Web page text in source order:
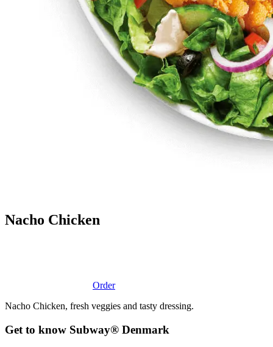
Nacho Chicken​​​​‌ ‍ ​‍​‍‌‍ ‌ ​‍‌‍‍‌‌‍‌ ‌‍‍‌‌‍ ‍​‍​‍​ ‍‍​‍​‍‌ ​ ‌‍​‌‌‍ ‍‌‍‍‌‌ ‌​‌ ‍‌​‍ ‍‌‍‍‌‌‍ ​‍​‍​‍ ​​‍​‍‌‍‍​‌ ​‍‌‍‌‌‌‍‌‍​‍​‍​ ‍‍​‍​‍‌‍‍​‌ ‌​‌ ‌​‌ ​​‌ ​ ​ ‍‍​‍ ​‍ ‌‍ ‍‌‍ ‌ ​‍‌‍‌​‌‍‍‌‌‍​ ​‍ ‌‌‍​‍‌‍‍‌‌ ‌​‌‍‌‌‌ ​ ​‍ ‌‌‍‌ ‌ ​‍‌‍ ‌ ‌‌‌ ​​​‍ ‌‌ ​ ‌ ‌​‌ ‌‌‌‍‌​‌‍‍‌‌‍ ​‍ ‍‌ ‌‍‌‍‌‌‌ ​‍‌‍​ ‌‍‌‌‌‍ ​​‍ ‍‌‍​‌‌ ​​‌ ​​​‍ ‌‍‍‌‌‍ ‍‌ ‌​‌‍‌‌‌‍ ‍‌ ‌​​‍ ‌‍‌‌‌‍‌​‌‍‍‌‌ ‌​​‍ ‌‍ ‌‌‍ ‌‍‌​‌‍‌‌​ ‌‌ ​​‌ ​‍‌‍‌‌‌ ​ ‌‍‌‌‌‍ ‍‌ ‌​‌‍​‌‌ ‌​‌‍‍‌‌‍ ‌‍ ‍​ ‍ ‌‍‍‌‌‍‌​​ ‌‌‍‌​​ ​‍​ ​‍‌‍​‌​ ‌ ​ ​‌​ ‌‌​ ‌‍​‍ ‌‌‍‌‌​ ‍‌‌‍‌‍​ ​​​‍ ‌​ ‌​​ ‌​​ ​‍​ ​​​‍ ‌​ ‍‌‌‍​ ‌‍‌‌‌‍‌​​‍ ‌‌‍‌‌‌‍‌‍​ ‌ ​ ​ ​ ‌ ​ ‌ ‌‍‌​‌‍‌‍‌‍​‌​ ​‍​ ‌ ​ ‌​​ ‍ ‌ ‌​‌ ‍‌‌ ​​‌‍‌‌​ ‌‌ ​​‌ ​‍‌‍ ‌‍‌​‌ ‌‌‌‍​ ‌ ‌​​ ‍ ‌ ​​‌‍​‌‌ ‌​‌‍‍​​ ‌‌‍ ‍‌‍​‌‌‍ ‌‌‍‌‌​‍‌‌​ ‌‌‌​​‍‌‌ ‌‍‍ ‌‍‌‌‌ ‍‌​‍‌‌​ ​ ‌​‌​​‍‌‌​ ​ ‌​‌​​‍‌‌​ ​‍​ ​‍‌‍‌‌‌‍ ‍​‍‌‌​ ​‍​ ​‍​‍‌‌​ ‌‌‌​‌​​‍ ‍‌ ‌‍‌‍​‌‌‍ ​‌ ‌‌‌‍‌‌​ ‌‍​‍‌‍​‌‌ ​ ‌‍‌‌‌‌‌‌‌ ​‍‌‍ ​​ ‌‌‍‍​‌ ‌​‌ ‌​‌ ​​‌ ​ ​‍‌‌​ ​ ‌​​‌​‍‌‌​ ​‍‌​‌‍​‍‌‌​ ​‍‌​‌‍‌‍ ‍‌‍ ‌ ​‍‌‍‌​‌‍‍‌‌‍​ ​‍ ‌‌‍​‍‌‍‍‌‌ ‌​‌‍‌‌‌ ​ ​‍ ‌‌‍‌ ‌ ​‍‌‍ ‌ ‌‌‌ ​​​‍ ‌‌ ​ ‌ ‌​‌ ‌‌‌‍‌​‌‍‍‌‌‍ ​‍ ‍‌ ‌‍‌‍‌‌‌ ​‍‌‍​ ‌‍‌‌‌‍ ​​‍ ‍‌‍​‌‌ ​​‌ ​​​‍‌‍‌‍‍‌‌‍‌​​ ‌‌‍‌​​ ​‍​ ​‍‌‍​‌​ ‌ ​ ​‌​ ‌‌​ ‌‍​‍ ‌‌‍‌‌​ ‍‌‌‍‌‍​ ​​​‍ ‌​ ‌​​ ‌​​ ​‍​ ​​​‍ ‌​ ‍‌‌‍​ ‌‍‌‌‌‍‌​​‍ ‌‌‍‌‌‌‍‌‍​ ‌ ​ ​ ​ ‌ ​ ‌ ‌‍‌​‌‍‌‍‌‍​‌​ ​‍​ ‌ ​ ‌​​‍‌‍‌ ‌​‌ ‍‌‌ ​​‌‍‌‌​ ‌‌ ​​‌ ​‍‌‍ ‌‍‌​‌ ‌‌‌‍​ ‌ ‌​​‍‌‍‌ ​​‌‍​‌‌ ‌​‌‍‍​​ ‌‌‍ ‍‌‍​‌‌‍ ‌‌‍‌‌​‍‌‌​ ‌‌‌​​‍‌‌ ‌‍‍ ‌‍‌‌‌ ‍‌​‍‌‌​ ​ ‌​‌​​‍‌‌​ ​ ‌​‌​​‍‌‌​ ​‍​ ​‍‌‍‌‌‌‍ ‍​‍‌‌​ ​‍​ ​‍​‍‌‌​ ‌‌‌​‌​​‍ ‍‌ ‌‍‌‍​‌‌‍ ​‌ ‌‌‌‍‌‌​‍‌‍‌ ​​‌‍‌‌‌ ​‍‌ ​ ‌ ​​‌‍‌‌‌‍​ ‌ ‌​‌‍‍‌‌ ‌‍‌‍‌‌​ ‌‌ ​​‌ ‌‌‌‍​‍‌‍ ​‌‍‍‌‌ ​ ‌‍‍​‌‍‌‌‌‍‌​​‍​‍‌ ‌
Order
Nacho Chicken, fresh veggies and tasty dressing.​​​​‌ ‍ ​‍​‍‌‍ ‌ ​‍‌‍‍‌‌‍‌ ‌‍‍‌‌‍ ‍​‍​‍​ ‍‍​‍​‍‌ ​ ‌‍​‌‌‍ ‍‌‍‍‌‌ ‌​‌ ‍‌​‍ ‍‌‍‍‌‌‍ ​‍​‍​‍ ​​‍​‍‌‍‍​‌ ​‍‌‍‌‌‌‍‌‍​‍​‍​ ‍‍​‍​‍‌‍‍​‌ ‌​‌ ‌​‌ ​​‌ ​ ​ ‍‍​‍ ​‍ ‌‍ ‍‌‍ ‌ ​‍‌‍‌​‌‍‍‌‌‍​ ​‍ ‌‌‍​‍‌‍‍‌‌ ‌​‌‍‌‌‌ ​ ​‍ ‌‌‍‌ ‌ ​‍‌‍ ‌ ‌‌‌ ​​​‍ ‌‌ ​ ‌ ‌​‌ ‌‌‌‍‌​‌‍‍‌‌‍ ​‍ ‍‌ ‌‍‌‍‌‌‌ ​‍‌‍​ ‌‍‌‌‌‍ ​​‍ ‍‌‍​‌‌ ​​‌ ​​​‍ ‌‍‍‌‌‍ ‍‌ ‌​‌‍‌‌‌‍ ‍‌ ‌​​‍ ‌‍‌‌‌‍‌​‌‍‍‌‌ ‌​​‍ ‌‍ ‌‌‍ ‌‍‌​‌‍‌‌​ ‌‌ ​​‌ ​‍‌‍‌‌‌ ​ ‌‍‌‌‌‍ ‍‌ ‌​‌‍​‌‌ ‌​‌‍‍‌‌‍ ‌‍ ‍​ ‍ ‌‍‍‌‌‍‌​​ ‌‌‍‌​​ ​‍​ ​‍‌‍​‌​ ‌ ​ ​‌​ ‌‌​ ‌‍​‍ ‌‌‍‌‌​ ‍‌‌‍‌‍​ ​​​‍ ‌​ ‌​​ ‌​​ ​‍​ ​​​‍ ‌​ ‍‌‌‍​ ‌‍‌‌‌‍‌​​‍ ‌‌‍‌‌‌‍‌‍​ ‌ ​ ​ ​ ‌ ​ ‌ ‌‍‌​‌‍‌‍‌‍​‌​ ​‍​ ‌ ​ ‌​​ ‍ ‌ ‌​‌ ‍‌‌ ​​‌‍‌‌​ ‌‌ ​​‌ ​‍‌‍ ‌‍‌​‌ ‌‌‌‍​ ‌ ‌​​ ‍ ‌ ​​‌‍​‌‌ ‌​‌‍‍​​ ‌‌‍‌​‌‍‌‌‌ ​ ‌‍​ ‌ ​‍‌‍‍‌‌ ​​‌ ‌​‌‍‍‌‌‍ ‌‍ ‍​‍‌‌​ ‌‌‌​​‍‌‌ ‌‍‍ ‌‍‌‌‌ ‍‌​‍‌‌​ ​ ‌​‌​​‍‌‌​ ​ ‌​‌​​‍‌‌​ ​‍​ ​‍‌‍‌‌‌‍ ‍​‍‌‌​ ​‍​ ​‍​‍‌‌​ ‌‌‌​‌​​‍ ‍‌ ‌‍‌‍​‌‌‍ ​‌ ‌‌‌‍‌‌​‍ ‍‌ ‌‍‌‍​‌‌‍ ​‌ ‌‌‌‍‌‌​‍‌‌​ ‌‌‌​​‍‌‌ ‌‍‍ ‌‍‌‌‌ ‍‌​‍‌‌​ ​ ‌​‌​​‍‌‌​ ​ ‌​‌​​‍‌‌​ ​‍​ ​‍‌‍‌‌​ ‍‌‌‍​‍‌‍‌​​ ​‌​ ​ ​ ​‍​ ‍‌​ ‍​​ ​‍​ ‌ ​ ‌‍​‍‌‌​ ​‍​ ​‍​‍‌‌​ ‌‌‌​‌​​‍ ‍‌‍​ ‌‍‍​‌‍‍‌‌‍ ​‌‍‌​‌ ​‍‌‍‌‌‌‍ ‍​‍‌‌​ ‌‌‌​​‍‌‌ ‌‍‍ ‌‍‌‌‌ ‍‌​‍‌‌​ ​ ‌​‌​​‍‌‌​ ​ ‌​‌​​‍‌‌​ ​‍​ ​‍‌‍​ ​ ‌​‌‍‌‍‌‍‌‍‌‍‌‌​ ​​​ ​‌​ ‍​‌‍‌‍​ ‌‍​ ​​​ ​‍​‍‌‌​ ​‍​ ​‍​‍‌‌​ ‌‌‌​‌​​‍ ‍‌ ‌​‌‍‌‌‌ ‍​‌ ‌​​ ‌‍​‍‌‍​‌‌ ​ ‌‍‌‌‌‌‌‌‌ ​‍‌‍ ​​ ‌‌‍‍​‌ ‌​‌ ‌​‌ ​​‌ ​ ​‍‌‌​ ​ ‌​​‌​‍‌‌​ ​‍‌​‌‍​‍‌‌​ ​‍‌​‌‍‌‍ ‍‌‍ ‌ ​‍‌‍‌​‌‍‍‌‌‍​ ​‍ ‌‌‍​‍‌‍‍‌‌ ‌​‌‍‌‌‌ ​ ​‍ ‌‌‍‌ ‌ ​‍‌‍ ‌ ‌‌‌ ​​​‍ ‌‌ ​ ‌ ‌​‌ ‌‌‌‍‌​‌‍‍‌‌‍ ​‍ ‍‌ ‌‍‌‍‌‌‌ ​‍‌‍​ ‌‍‌‌‌‍ ​​‍ ‍‌‍​‌‌ ​​‌ ​​​‍‌‍‌‍‍‌‌‍‌​​ ‌‌‍‌​​ ​‍​ ​‍‌‍​‌​ ‌ ​ ​‌​ ‌‌​ ‌‍​‍ ‌‌‍‌‌​ ‍‌‌‍‌‍​ ​​​‍ ‌​ ‌​​ ‌​​ ​‍​ ​​​‍ ‌​ ‍‌‌‍​ ‌‍‌‌‌‍‌​​‍ ‌‌‍‌‌‌‍‌‍​ ‌ ​ ​ ​ ‌ ​ ‌ ‌‍‌​‌‍‌‍‌‍​‌​ ​‍​ ‌ ​ ‌​​‍‌‍‌ ‌​‌ ‍‌‌ ​​‌‍‌‌​ ‌‌ ​​‌ ​‍‌‍ ‌‍‌​‌ ‌‌‌‍​ ‌ ‌​​‍‌‍‌ ​​‌‍​‌‌ ‌​‌‍‍​​ ‌‌‍‌​‌‍‌‌‌ ​ ‌‍​ ‌ ​‍‌‍‍‌‌ ​​‌ ‌​‌‍‍‌‌‍ ‌‍ ‍​‍‌‌​ ‌‌‌​​‍‌‌ ‌‍‍ ‌‍‌‌‌ ‍‌​‍‌‌​ ​ ‌​‌​​‍‌‌​ ​ ‌​‌​​‍‌‌​ ​‍​ ​‍‌‍‌‌‌‍ ‍​‍‌‌​ ​‍​ ​‍​‍‌‌​ ‌‌‌​‌​​‍ ‍‌ ‌‍‌‍​‌‌‍ ​‌ ‌‌‌‍‌‌​‍ ‍‌ ‌‍‌‍​‌‌‍ ​‌ ‌‌‌‍‌‌​‍‌‌​ ‌‌‌​​‍‌‌ ‌‍‍ ‌‍‌‌‌ ‍‌​‍‌‌​ ​ ‌​‌​​‍‌‌​ ​ ‌​‌​​‍‌‌​ ​‍​ ​‍‌‍‌‌​ ‍‌‌‍​‍‌‍‌​​ ​‌​ ​ ​ ​‍​ ‍‌​ ‍​​ ​‍​ ‌ ​ ‌‍​‍‌‌​ ​‍​ ​‍​‍‌‌​ ‌‌‌​‌​​‍ ‍‌‍​ ‌‍‍​‌‍‍‌‌‍ ​‌‍‌​‌ ​‍‌‍‌‌‌‍ ‍​‍‌‌​ ‌‌‌​​‍‌‌ ‌‍‍ ‌‍‌‌‌ ‍‌​‍‌‌​ ​ ‌​‌​​‍‌‌​ ​ ‌​‌​​‍‌‌​ ​‍​ ​‍‌‍​ ​ ‌​‌‍‌‍‌‍‌‍‌‍‌‌​ ​​​ ​‌​ ‍​‌‍‌‍​ ‌‍​ ​​​ ​‍​‍‌‌​ ​‍​ ​‍​‍‌‌​ ‌‌‌​‌​​‍ ‍‌ ‌​‌‍‌‌‌ ‍​‌ ‌​​‍‌‍‌ ​​‌‍‌‌‌ ​‍‌ ​ ‌ ​​‌‍‌‌‌‍​ ‌ ‌​‌‍‍‌‌ ‌‍‌‍‌‌​ ‌‌ ​​‌ ‌‌‌‍​‍‌‍ ​‌‍‍‌‌ ​ ‌‍‍​‌‍‌‌‌‍‌​​‍​‍‌ ‌
Get to know Subway® Denmark​​​​‌ ‍ ​‍​‍‌‍ ‌ ​‍‌‍‍‌‌‍‌ ‌‍‍‌‌‍ ‍​‍​‍​ ‍‍​‍​‍‌ ​ ‌‍​‌‌‍ ‍‌‍‍‌‌ ‌​‌ ‍‌​‍ ‍‌‍‍‌‌‍ ​‍​‍​‍ ​​‍​‍‌‍‍​‌ ​‍‌‍‌‌‌‍‌‍​‍​‍​ ‍‍​‍​‍‌‍‍​‌ ‌​‌ ‌​‌ ​​‌ ​ ​ ‍‍​‍ ​‍ ‌‍ ‍‌‍ ‌ ​‍‌‍‌​‌‍‍‌‌‍​ ​‍ ‌‌‍​‍‌‍‍‌‌ ‌​‌‍‌‌‌ ​ ​‍ ‌‌‍‌ ‌ ​‍‌‍ ‌ ‌‌‌ ​​​‍ ‌‌ ​ ‌ ‌​‌ ‌‌‌‍‌​‌‍‍‌‌‍ ​‍ ‍‌ ‌‍‌‍‌‌‌ ​‍‌‍​ ‌‍‌‌‌‍ ​​‍ ‍‌‍​‌‌ ​​‌ ​​​‍ ‌‍‍‌‌‍ ‍‌ ‌​‌‍‌‌‌‍ ‍‌ ‌​​‍ ‌‍‌‌‌‍‌​‌‍‍‌‌ ‌​​‍ ‌‍ ‌‌‍ ‌‍‌​‌‍‌‌​ ‌‌ ​​‌ ​‍‌‍‌‌‌ ​ ‌‍‌‌‌‍ ‍‌ ‌​‌‍​‌‌ ‌​‌‍‍‌‌‍ ‌‍ ‍​ ‍ ‌‍‍‌‌‍‌​​ ‌​ ‌‍​ ​ ‌‍‌​​ ‌‌​ ​ ‌‍​‍​ ​‌​ ​​​‍ ‌​ ​‍​ ​‌​ ‌‌​ ​​​‍ ‌​ ‌​‌‍​ ‌‍​ ​ ​​​‍ ‌​ ‍​‌‍‌‌​ ‍‌​ ​‍​‍ ‌​ ‌ ‌‍‌‌​ ​‍​ ​‌​ ​‍​ ​ ​ ​ ‌‍‌‍‌‍​‍​ ‌‌​ ‍​‌‍​‌​ ‍ ‌ ‌​‌ ‍‌‌ ​​‌‍‌‌​ ‌‌ ‌ ‌‍‌‌‌‍​‍‌ ​ ‌‍‍‌‌ ‌​‌‍‌‌‌​‌‍‌‍ ‌‍ ‌ ‌​‌‍‌‌‌ ​‍​ ‍ ‌ ​​‌‍​‌‌ ‌​‌‍‍​​ ‌‌ ‌​‌‍‍‌‌ ‌​‌‍ ​‌‍‌‌​‍‌‌​ ‌‌‌​​‍‌‌ ‌‍‍ ‌‍‌‌‌ ‍‌​‍‌‌​ ​ ‌​‌​​‍‌‌​ ​ ‌​‌​​‍‌‌​ ​‍​ ​‍‌‍‌‌‌‍ ‍​‍‌‌​ ​‍​ ​‍​‍‌‌​ ‌‌‌​‌​​‍ ‍‌ ‌‍‌‍​‌‌‍ ​‌ ‌‌‌‍‌‌​ ‌‍​‍‌‍​‌‌ ​ ‌‍‌‌‌‌‌‌‌ ​‍‌‍ ​​ ‌‌‍‍​‌ ‌​‌ ‌​‌ ​​‌ ​ ​‍‌‌​ ​ ‌​​‌​‍‌‌​ ​‍‌​‌‍​‍‌‌​ ​‍‌​‌‍‌‍ ‍‌‍ ‌ ​‍‌‍‌​‌‍‍‌‌‍​ ​‍ ‌‌‍​‍‌‍‍‌‌ ‌​‌‍‌‌‌ ​ ​‍ ‌‌‍‌ ‌ ​‍‌‍ ‌ ‌‌‌ ​​​‍ ‌‌ ​ ‌ ‌​‌ ‌‌‌‍‌​‌‍‍‌‌‍ ​‍ ‍‌ ‌‍‌‍‌‌‌ ​‍‌‍​ ‌‍‌‌‌‍ ​​‍ ‍‌‍​‌‌ ​​‌ ​​​‍‌‍‌‍‍‌‌‍‌​​ ‌​ ‌‍​ ​ ‌‍‌​​ ‌‌​ ​ ‌‍​‍​ ​‌​ ​​​‍ ‌​ ​‍​ ​‌​ ‌‌​ ​​​‍ ‌​ ‌​‌‍​ ‌‍​ ​ ​​​‍ ‌​ ‍​‌‍‌‌​ ‍‌​ ​‍​‍ ‌​ ‌ ‌‍‌‌​ ​‍​ ​‌​ ​‍​ ​ ​ ​ ‌‍‌‍‌‍​‍​ ‌‌​ ‍​‌‍​‌​‍‌‍‌ ‌​‌ ‍‌‌ ​​‌‍‌‌​ ‌‌ ‌ ‌‍‌‌‌‍​‍‌ ​ ‌‍‍‌‌ ‌​‌‍‌‌‌​‌‍‌‍ ‌‍ ‌ ‌​‌‍‌‌‌ ​‍​‍‌‍‌ ​​‌‍​‌‌ ‌​‌‍‍​​ ‌‌ ‌​‌‍‍‌‌ ‌​‌‍ ​‌‍‌‌​‍‌‌​ ‌‌‌​​‍‌‌ ‌‍‍ ‌‍‌‌‌ ‍‌​‍‌‌​ ​ ‌​‌​​‍‌‌​ ​ ‌​‌​​‍‌‌​ ​‍​ ​‍‌‍‌‌‌‍ ‍​‍‌‌​ ​‍​ ​‍​‍‌‌​ ‌‌‌​‌​​‍ ‍‌ ‌‍‌‍​‌‌‍ ​‌ ‌‌‌‍‌‌​‍‌‍‌ ​​‌‍‌‌‌ ​‍‌ ​ ‌ ​​‌‍‌‌‌‍​ ‌ ‌​‌‍‍‌‌ ‌‍‌‍‌‌​ ‌‌ ​​‌ ‌‌‌‍​‍‌‍ ​‌‍‍‌‌ ​ ‌‍‍​‌‍‌‌‌‍‌​​‍​‍‌ ‌